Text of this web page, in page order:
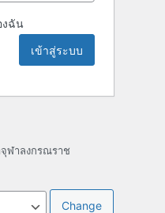
งฉัน
ฬาลงกรณราช